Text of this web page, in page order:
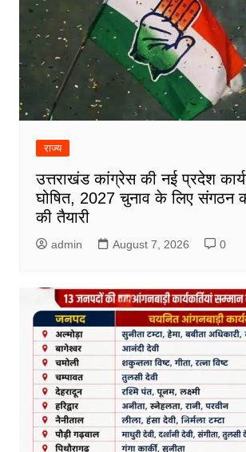
राज्य
उत्तराखंड कांग्रेस की नई प्रदेश
घोषित, 2027 चुनाव के लिए संगठन
की तैयारी
admin August 7, 2026 0